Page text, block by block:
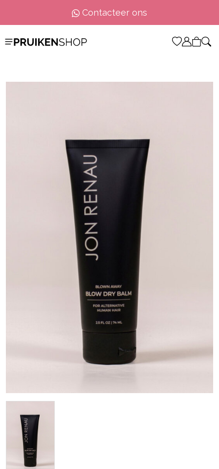
Contacteer ons